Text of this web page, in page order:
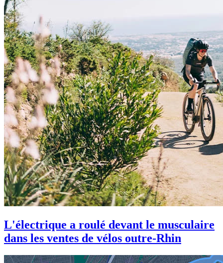
L'électrique a roulé devant le musculaire
dans les ventes de vélos outre-Rhin